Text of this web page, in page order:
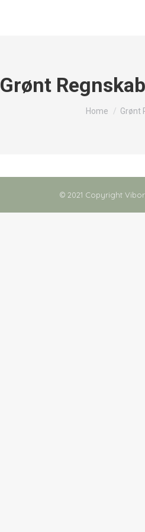
Grønt
You are here:
Home Grønt
© 2021 Copyright